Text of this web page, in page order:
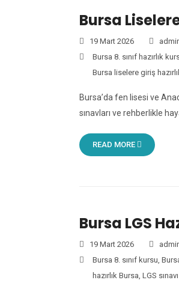
Bursa
19 Mart 2026
Bursa 8. sınıf hazırlık
Bursa liselere giriş
Bursa’da fen lisesi ve
sınavları ve rehberlikle
READ MORE
Bursa LGS
19 Mart 2026
Bursa 8. sınıf kursu,
hazırlık Bursa, LGS